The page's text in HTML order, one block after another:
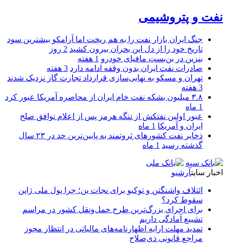
نفت و پتروشیمی
جنگ ایران بازار نفت را به هم ریخت اما آرامکو بیشترین سود
تاریخ خود را از دل این بحران بیرون کشید 2 روز
بنزین در بن‌بستِ مافیای خودرو 1 هفته
صادرات نفت ایران بدون وقفه ادامه دارد 3 هفته
تهران و مسکو به نهایی‌سازی قرارداد تجارت گاز نزدیک شدند
3 هفته
۳.۸ میلیون بشکه نفت خام ایران از محاصره آمریکا عبور کرد
1 ماه
عبور اولین نفتکش از تنگه هرمز پس از اعلام توافق صلح
ایران و آمریکا 1 ماه
ذخایر نفت کشورهای ثروتمند به پایین‌ترین حد در ۲۳ سال
گذشته رسید 1 ماه
اخبار سایتآرشیو
ائتلاف واشنگتن و توکیو برای نجات ین؛ چرا پول ملی ژاپن
سقوط کرد؟
برای اجرای بزرگ‌ترین طرح حمل‌ونقل کشور در مراسم
تشییع آمادگی داریم
تمدید مهلت ارایه اظهارنامه‌های مالیاتی در انتظار مجوز
مراجع قانونی ذی‌‏صلاح